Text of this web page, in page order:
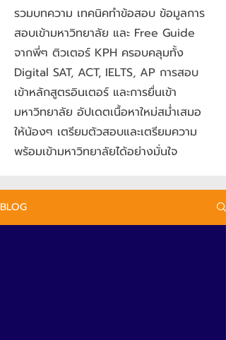
รวมบทความ เทคนิคทำข้อสอบ ข้อมูลการ
สอบเข้ามหาวิทยาลัย และ Free Guide
จากพี่ๆ ติวเตอร์ KPH ครอบคลุมทั้ง
Digital SAT, ACT, IELTS, AP การสอบ
เข้าหลักสูตรอินเตอร์ และการยื่นเข้า
มหาวิทยาลัย อัปเดตเนื้อหาใหม่สม่ำเสมอ
ให้น้องๆ เตรียมตัวสอบและเตรียมความ
พร้อมเข้ามหาวิทยาลัยได้อย่างมั่นใจ
BLOG